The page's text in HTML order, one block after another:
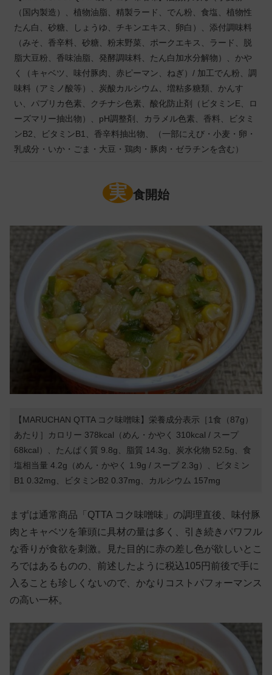
（国内製造）、植物油脂、精製ラード、でん粉、食塩、植物性
たん白、砂糖、しょうゆ、チキンエキス、卵白）、添付調味料
（みそ、香辛料、砂糖、粉末野菜、ポークエキス、ラード、脱
脂大豆粉、香味油脂、発酵調味料、たん白加水分解物）、かや
く（キャベツ、味付豚肉、赤ピーマン、ねぎ）/ 加工でん粉、調
味料（アミノ酸等）、炭酸カルシウム、増粘多糖類、かんす
い、パプリカ色素、クチナシ色素、酸化防止剤（ビタミンE、ロ
ーズマリー抽出物）、pH調整剤、カラメル色素、香料、ビタミ
ンB2、ビタミンB1、香辛料抽出物、（一部にえび・小麦・卵・
乳成分・いか・ごま・大豆・鶏肉・豚肉・ゼラチンを含む）
実 食開始
【MARUCHAN QTTA コク味噌味】栄養成分表示［1食（87g）
あたり］カロリー 378kcal（めん・かやく 310kcal / スープ
68kcal）、たんぱく質 9.8g、脂質 14.3g、炭水化物 52.5g、食
塩相当量 4.2g（めん・かやく 1.9g / スープ 2.3g）、ビタミン
B1 0.32mg、ビタミンB2 0.37mg、カルシウム 157mg
まずは通常商品「QTTA コク味噌味」の調理直後、味付豚
肉とキャベツを筆頭に具材の量は多く、引き続きパワフル
な香りが食欲を刺激。見た目的に赤の差し色が欲しいとこ
ろではあるものの、前述したように税込105円前後で手に
入ることも珍しくないので、かなりコストパフォーマンス
の高い一杯。